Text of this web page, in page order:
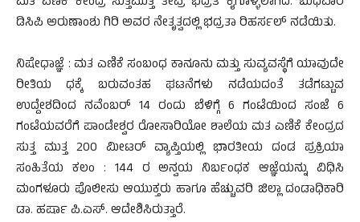
ಡಿಸಿಪಿ ಅರುಣಾಂಶು ಗಿರಿ ಅವರ ನೇತೃತ್ವದಲ್ಲಿ ಭದ್ರತಾ ರಿಹರ್ಸಲ್ ನಡೆಯಿತು.
ನಿಷೇಧಾಜ್ಞೆ : ಮತ ಎಣಿಕೆ ಸಂಬಂಧ ಕಾನೂನು ಮತ್ತು ಸುವ್ಯವಸ್ಥೆಗೆ ಯಾವುದೇ
ರೀತಿಯ ಧಕ್ಕೆ ಬರುವಂತಹ ಘಟನೆಗಳು ನಡೆಯದಂತೆ ತಡೆಗಟ್ಟುವ
ಉದ್ದೇಶದಿಂದ ನವೆಂಬರ್ 14 ರಂದು ಬೆಳಿಗ್ಗೆ 6 ಗಂಟೆಯಿಂದ ಸಂಜೆ 6
ಗಂಟೆಯವರೆಗೆ ಪಾಂಡೇಶ್ವರ ರೋಸಾರಿಯೋ ಶಾಲೆಯ ಮತ ಎಣಿಕೆ ಕೇಂದ್ರದ
ಸುತ್ತ ಮುತ್ತ 200 ಮೀಟರ್ ವ್ಯಾಪ್ತಿಯಲ್ಲಿ ಭಾರತೀಯ ದಂಡ ಪ್ರಕ್ರಿಯಾ
ಸಂಹಿತೆಯ ಕಲಂ : 144 ರ ಅನ್ವಯ ನಿರ್ಬಂಧಕ ಆಜ್ಞೆಯನ್ನು ವಿಧಿಸಿ
ಮಂಗಳೂರು ಪೊಲೀಸು ಆಯುಕ್ತರು ಹಾಗೂ ಹೆಚ್ಚುವರಿ ಜಿಲ್ಲಾ ದಂಡಾಧಿಕಾರಿ
ಡಾ. ಹರ್ಷಾ ಪಿ.ಎಸ್. ಆದೇಶಿಸಿರುತ್ತಾರೆ.